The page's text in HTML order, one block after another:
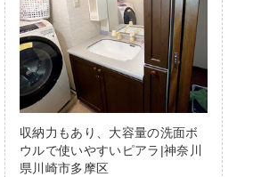
収納力もあり、大容量の洗面ボ
ウルで使いやすいピアラ|神奈川
県川崎市多摩区